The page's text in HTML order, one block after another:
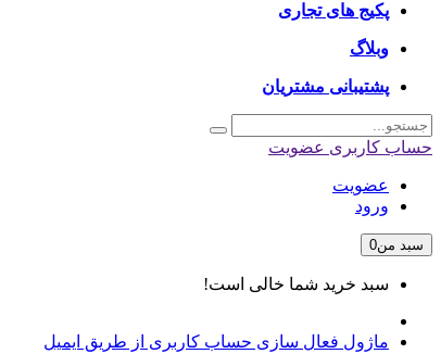
پکیج های تجاری
وبلاگ
پشتیبانی مشتریان
حساب کاربری عضویت
عضویت
ورود
سبد من0
سبد خرید شما خالی است!
ماژول فعال سازی حساب کاربری از طریق ایمیل